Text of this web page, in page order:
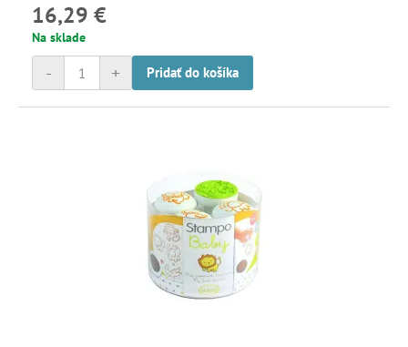
16,29 €
Na sklade
+
- Pridať do košíka